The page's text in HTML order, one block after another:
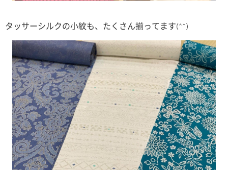
タッサーシルクの小紋も、たくさん揃ってます(^^)